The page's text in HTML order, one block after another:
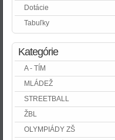
Dotácie
Tabuľky
Kategórie
A - TÍM
MLÁDEŽ
STREETBALL
ŽBL
OLYMPIÁDY ZŠ